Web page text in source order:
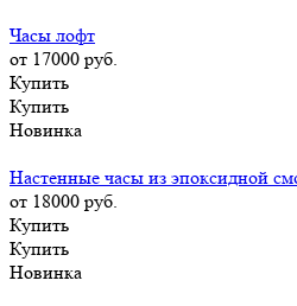
Часы лофт
от 17000 руб.
Купить
Купить
Новинка
Настенные часы из эпоксидной
от 18000 руб.
Купить
Купить
Новинка